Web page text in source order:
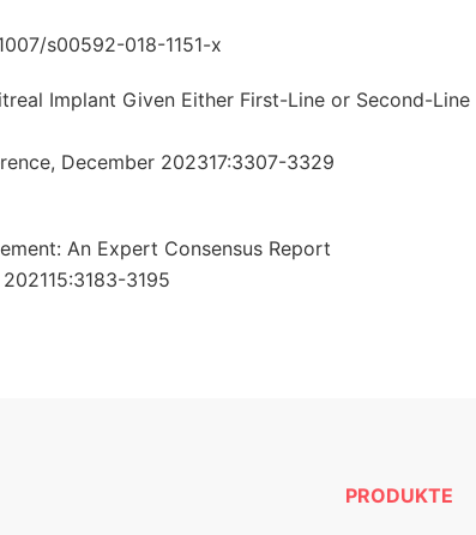
s00592-018-1151-x
Implant Given Either First-Line or Second-
December 202317:3307-3329
An Expert Consensus Report
3195
PRODUKTE